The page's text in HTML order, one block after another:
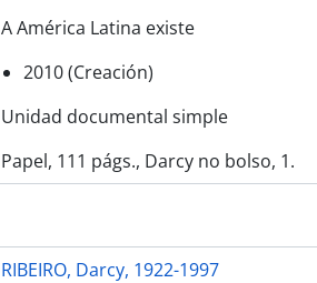
A América Latina existe
2010 (Creación)
Unidad documental simple
Papel, 111 págs., Darcy no bolso, 1.
RIBEIRO, Darcy, 1922-1997